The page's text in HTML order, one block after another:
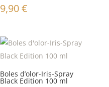
9,90€
Boles d’olor-Iris-Spray
Black Edition 100 ml